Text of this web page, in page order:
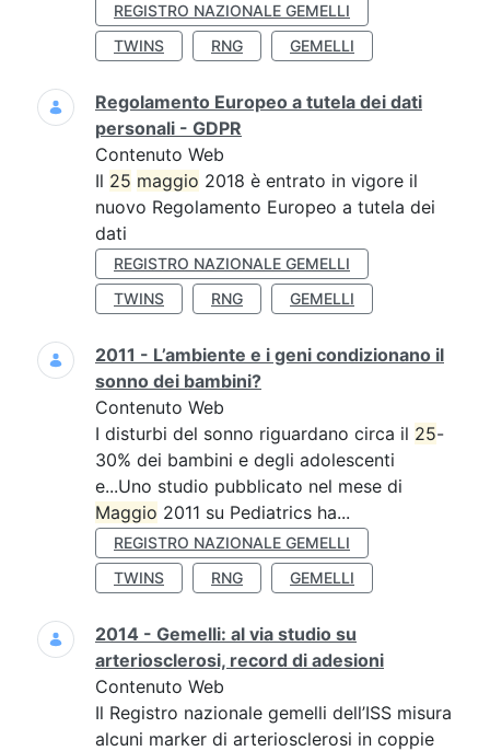
REGISTRO NAZIONALE GEMELLI
TWINS
RNG GEMELLI
Regolamento Europeo a tutela dei dati
personali - GDPR
Contenuto Web
Il 25 maggio 2018 è entrato in vigore il
nuovo Regolamento Europeo a tutela dei
dati
REGISTRO NAZIONALE GEMELLI
TWINS
RNG GEMELLI
2011 - L’ambiente e i geni condizionano il
sonno dei bambini?
Contenuto Web
I disturbi del sonno riguardano circa il 25-
30% dei bambini e degli adolescenti
e...Uno studio pubblicato nel mese di
Maggio 2011 su Pediatrics ha...
REGISTRO NAZIONALE GEMELLI
TWINS
RNG GEMELLI
2014 - Gemelli: al via studio su
arteriosclerosi, record di adesioni
Contenuto Web
Il Registro nazionale gemelli dell’ISS misura
alcuni marker di arteriosclerosi in coppie